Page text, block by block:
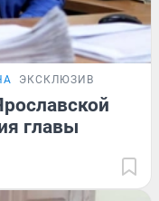
ЭКСКЛЮЗИВ
главы